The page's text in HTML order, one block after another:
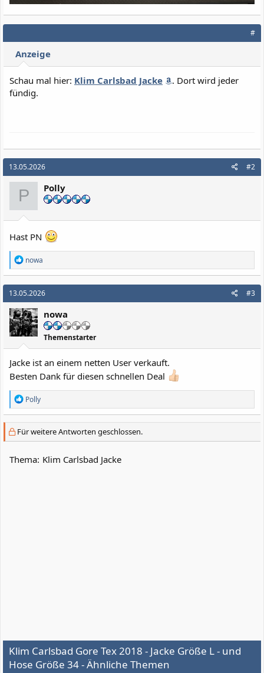
#
Anzeige
Schau mal hier: Klim Carlsbad Jacke
. Dort wird jeder
fündig.
13.05.2026 #2
P Polly
Hast PN
R
e
a
k
t
i
o
n
e
n
nowa
13.05.2026 #3
nowa
Themenstarter
Jacke ist an einem netten User verkauft.
Besten Dank für diesen schnellen Deal
R
e
a
t
n
Polly
Für weitere Antworten geschlossen.
Thema: Klim Carlsbad Jacke
Klim Carlsbad Gore Tex 2018 - Jacke Größe L - und
Hose Größe 34 - Ähnliche Themen